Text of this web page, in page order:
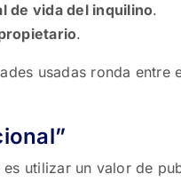
de vida del inquilino.
.
usadas ronda entre
utilizar un valor de